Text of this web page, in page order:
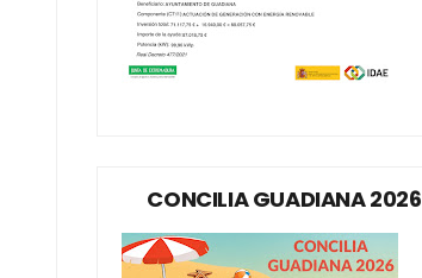
CONCILIA GUADIANA 2026